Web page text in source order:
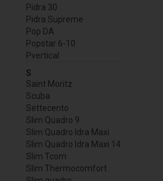
Pidra 30
Pidra Supreme
Pop DA
Popstar 6-10
Pvertical
S
Saint Moritz
Scuba
Settecento
Slim Quadro 9
Slim Quadro Idra Maxi
Slim Quadro Idra Maxi 14
Slim Tcom
Slim Thermocomfort